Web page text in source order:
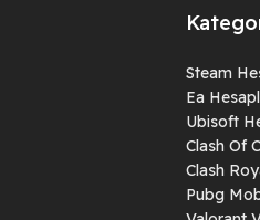
Steam
Ea
Ubisoft
Clash Of
Clash
Pubg